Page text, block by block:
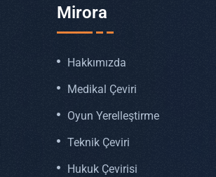
Mirora
Hakkımızda
Medikal Çeviri
Oyun Yerelleştirme
Teknik Çeviri
Hukuk Çevirisi